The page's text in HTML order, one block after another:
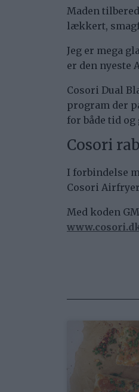
Maden
lækkert,
Jeg er mega
er den nyeste
Cosori Dual
program der
for både tid
Cosori
I forbindelse
Cosori
Med koden